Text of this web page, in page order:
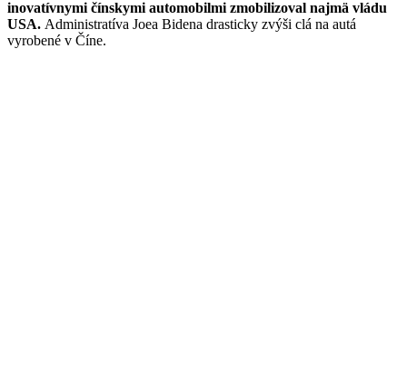
inovatívnymi čínskymi automobilmi zmobilizoval najmä vládu
USA. Administratíva Joea Bidena drasticky zvýši clá na autá
vyrobené v Číne.